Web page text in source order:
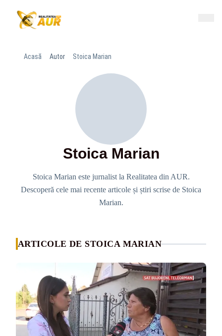
Acasă Autor Stoica Marian
Stoica Marian
Stoica Marian este jurnalist la Realitatea din AUR.
Descoperă cele mai recente articole și știri scrise de Stoica
Marian.
ARTICOLE DE STOICA MARIAN